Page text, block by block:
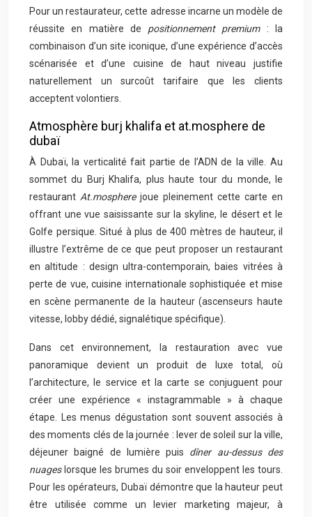
Pour un restaurateur, cette adresse incarne un modèle de
réussite en matière de positionnement premium: la
combinaison d’un site iconique, d’une expérience d’accès
scénarisée et d’une cuisine de haut niveau justifie
naturellement un surcoût tarifaire que les clients
acceptent volontiers.
Atmosphère burj khalifa et at.mosphere de
dubaï
À Dubaï, la verticalité fait partie de l’ADN de la ville. Au
sommet du Burj Khalifa, plus haute tour du monde, le
restaurant At.mospherejoue pleinement cette carte en
offrant une vue saisissante sur la skyline, le désert et le
Golfe persique. Situé à plus de 400 mètres de hauteur, il
illustre l’extrême de ce que peut proposer un restaurant
en altitude : design ultra-contemporain, baies vitrées à
perte de vue, cuisine internationale sophistiquée et mise
en scène permanente de la hauteur (ascenseurs haute
vitesse, lobby dédié, signalétique spécifique).
Dans cet environnement, la restauration avec vue
panoramique devient un produit de luxe total, où
l’architecture, le service et la carte se conjuguent pour
créer une expérience « instagrammable » à chaque
étape. Les menus dégustation sont souvent associés à
des moments clés de la journée : lever de soleil sur la ville,
déjeuner baigné de lumière puis dîner au-dessus des
nuageslorsque les brumes du soir enveloppent les tours.
Pour les opérateurs, Dubaï démontre que la hauteur peut
être utilisée comme un levier marketing majeur, à